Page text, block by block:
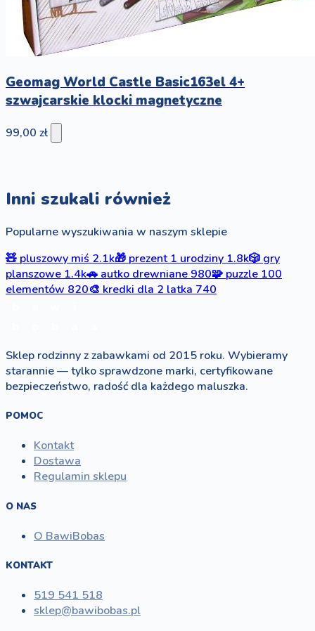
Geomag World Castle Basic163el 4+
szwajcarskie klocki magnetyczne
99,00 zł
Inni szukali również
Popularne wyszukiwania w naszym sklepie
🧸 pluszowy miś 2.1k🎁 prezent 1 urodziny 1.8k🎲 gry
planszowe 1.4k🚗 autko drewniane 980🧩 puzzle 100
elementów 820🎨 kredki dla 2 latka 740
Sklep rodzinny z zabawkami od 2015 roku. Wybieramy
starannie — tylko sprawdzone marki, certyfikowane
bezpieczeństwo, radość dla każdego maluszka.
POMOC
Kontakt
Dostawa
Regulamin sklepu
O NAS
O BawiBobas
KONTAKT
519 541 518
sklep@bawibobas.pl